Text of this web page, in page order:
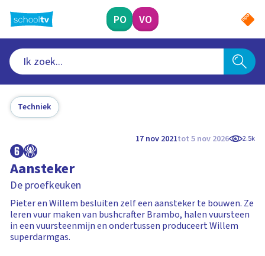
naar
hoofdinhoud
PO VO
Techniek
17 nov 2021tot 5 nov 2026 2.5k
Aansteker
De proefkeuken
Pieter en Willem besluiten zelf een aansteker te bouwen. Ze
leren vuur maken van bushcrafter Brambo, halen vuursteen
in een vuursteenmijn en ondertussen produceert Willem
superdarmgas.